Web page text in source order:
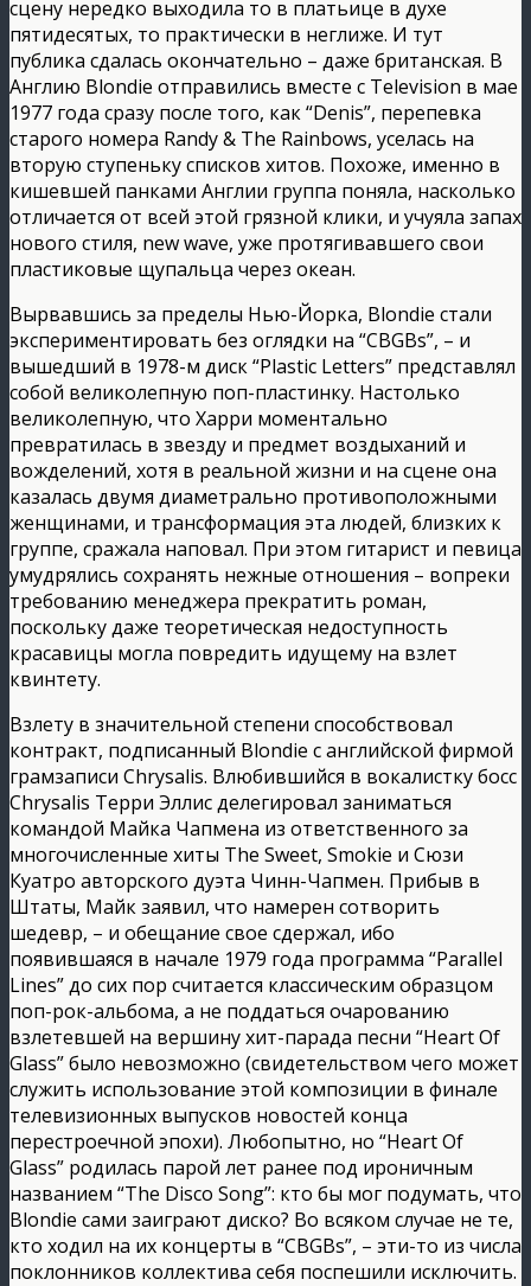
сцену нередко выходила то в платьице в духе
пятидесятых, то практически в неглиже. И тут
публика сдалась окончательно – даже британская. В
Англию Blondie отправились вместе с Television в мае
1977 года сразу после того, как “Denis”, перепевка
старого номера Randy & The Rainbows, уселась на
вторую ступеньку списков хитов. Похоже, именно в
кишевшей панками Англии группа поняла, насколько
отличается от всей этой грязной клики, и учуяла запах
нового стиля, new wave, уже протягивавшего свои
пластиковые щупальца через океан.
Вырвавшись за пределы Нью-Йорка, Blondie стали
экспериментировать без оглядки на “CBGBs”, – и
вышедший в 1978-м диск “Plastic Letters” представлял
собой великолепную поп-пластинку. Настолько
великолепную, что Харри моментально
превратилась в звезду и предмет воздыханий и
вожделений, хотя в реальной жизни и на сцене она
казалась двумя диаметрально противоположными
женщинами, и трансформация эта людей, близких к
группе, сражала наповал. При этом гитарист и певица
умудрялись сохранять нежные отношения – вопреки
требованию менеджера прекратить роман,
поскольку даже теоретическая недоступность
красавицы могла повредить идущему на взлет
квинтету.
Взлету в значительной степени способствовал
контракт, подписанный Blondie с английской фирмой
грамзаписи Chrysalis. Влюбившийся в вокалистку босс
Chrysalis Терри Эллис делегировал заниматься
командой Майка Чапмена из ответственного за
многочисленные хиты The Sweet, Smokie и Сюзи
Куатро авторского дуэта Чинн-Чапмен. Прибыв в
Штаты, Майк заявил, что намерен сотворить
шедевр, – и обещание свое сдержал, ибо
появившаяся в начале 1979 года программа “Parallel
Lines” до сих пор считается классическим образцом
поп-рок-альбома, а не поддаться очарованию
взлетевшей на вершину хит-парада песни “Heart Of
Glass” было невозможно (свидетельством чего может
служить использование этой композиции в финале
телевизионных выпусков новостей конца
перестроечной эпохи). Любопытно, но “Heart Of
Glass” родилась парой лет ранее под ироничным
названием “The Disco Song”: кто бы мог подумать, что
Blondie сами заиграют диско? Во всяком случае не те,
кто ходил на их концерты в “CBGBs”, – эти-то из числа
поклонников коллектива себя поспешили исключить.